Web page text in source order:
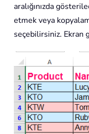
aralığınızda
etmek veya
seçebilirsiniz. Ekran